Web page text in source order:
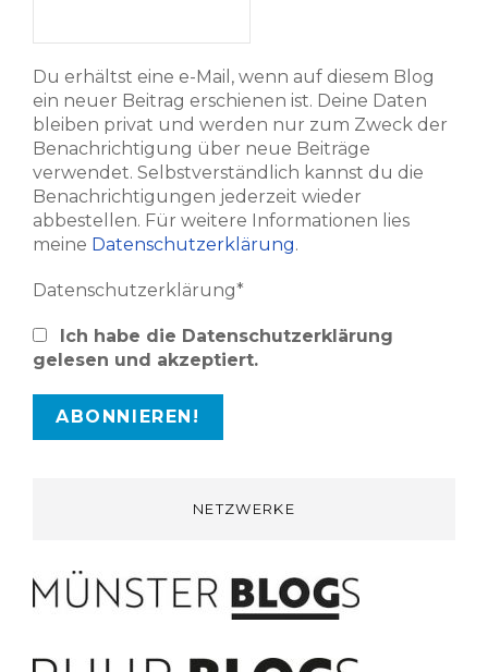
Du erhältst eine e-Mail, wenn auf diesem Blog
ein neuer Beitrag erschienen ist. Deine Daten
bleiben privat und werden nur zum Zweck der
Benachrichtigung über neue Beiträge
verwendet. Selbstverständlich kannst du die
Benachrichtigungen jederzeit wieder
abbestellen. Für weitere Informationen lies
meine Datenschutzerklärung.
Datenschutzerklärung*
Ich habe die Datenschutzerklärung
gelesen und akzeptiert.
NETZWERKE